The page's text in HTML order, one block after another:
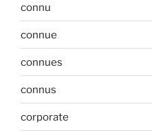
connu
connue
connues
connus
corporate